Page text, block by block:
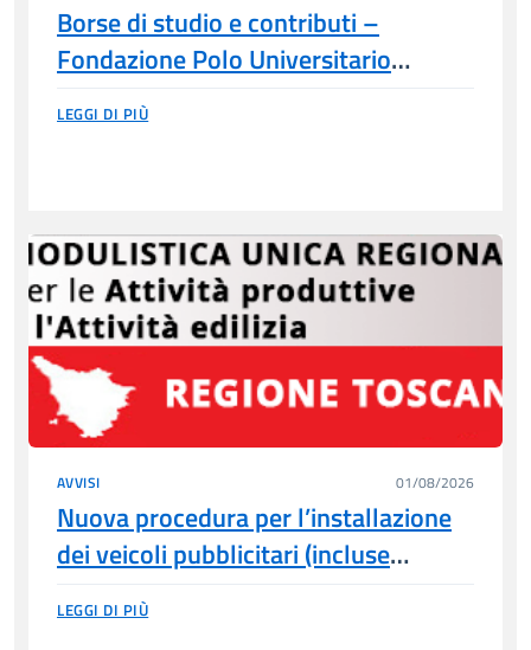
Borse di studio e contributi –
Fondazione Polo Universitario
Grossetano
LEGGI DI PIÙ
AVVISI 01/08/2026
Nuova procedura per l’installazione
dei veicoli pubblicitari (incluse
insegne di esercizio) – presentazione
di SCIA tramite il portale telematico
LEGGI DI PIÙ